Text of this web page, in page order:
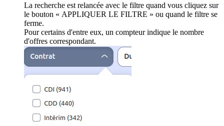
La recherche est relancée avec le filtre quand vous cliquez sur
le bouton « APPLIQUER LE FILTRE » ou quand le filtre se
ferme.
Pour certains d'entre eux, un compteur indique le nombre
d'offres correspondant.